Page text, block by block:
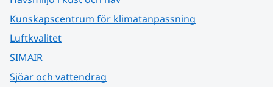
Kunskapscentrum för klimatanpassning
Luftkvalitet
SIMAIR
Sjöar och vattendrag